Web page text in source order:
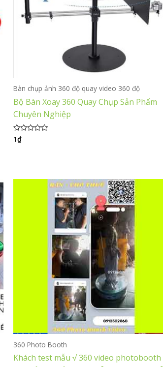
Bàn chụp ảnh 360 độ quay video 360 độ
Bộ Bàn Xoay 360 Quay Chụp Sản Phẩm
Chuyên Nghiệp
Được
xếp
1₫
360 Photo Booth
Khách test mẫu √ 360 video photobooth